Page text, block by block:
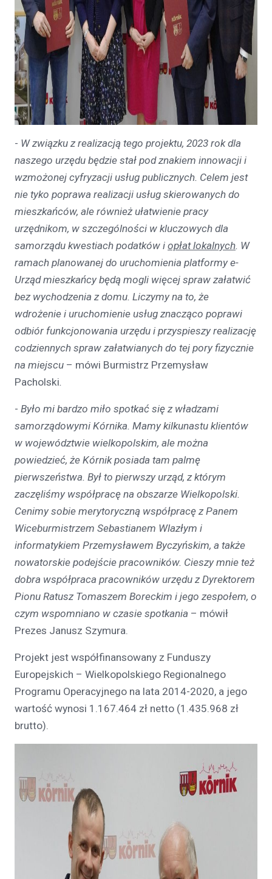
- W związku z realizacją tego projektu, 2023 rok dla
naszego urzędu będzie stał pod znakiem innowacji i
wzmożonej cyfryzacji usług publicznych. Celem jest
nie tyko poprawa realizacji usług skierowanych do
mieszkańców, ale również ułatwienie pracy
urzędnikom, w szczególności w kluczowych dla
samorządu kwestiach podatków i opłat lokalnych. W
ramach planowanej do uruchomienia platformy e-
Urząd mieszkańcy będą mogli więcej spraw załatwić
bez wychodzenia z domu. Liczymy na to, że
wdrożenie i uruchomienie usług znacząco poprawi
odbiór funkcjonowania urzędu i przyspieszy realizację
codziennych spraw załatwianych do tej pory fizycznie
na miejscu – mówi Burmistrz Przemysław
Pacholski.
- Było mi bardzo miło spotkać się z władzami
samorządowymi Kórnika. Mamy kilkunastu klientów
w województwie wielkopolskim, ale można
powiedzieć, że Kórnik posiada tam palmę
pierwszeństwa. Był to pierwszy urząd, z którym
zaczęliśmy współpracę na obszarze Wielkopolski.
Cenimy sobie merytoryczną współpracę z Panem
Wiceburmistrzem Sebastianem Wlazłym i
informatykiem Przemysławem Byczyńskim, a także
nowatorskie podejście pracowników. Cieszy mnie też
dobra współpraca pracowników urzędu z Dyrektorem
Pionu Ratusz Tomaszem Boreckim i jego zespołem, o
czym wspomniano w czasie spotkania – mówił
Prezes Janusz Szymura.
Projekt jest współfinansowany z Funduszy
Europejskich – Wielkopolskiego Regionalnego
Programu Operacyjnego na lata 2014-2020, a jego
wartość wynosi 1.167.464 zł netto (1.435.968 zł
brutto).